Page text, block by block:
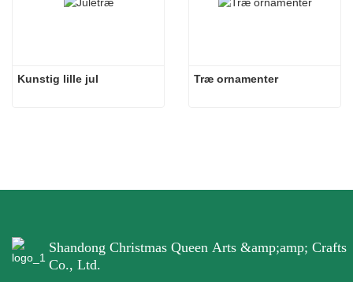
Kunstig lille jul Træ ornamenter
Shandong Christmas Queen Arts &amp;amp; Crafts
Co., Ltd.